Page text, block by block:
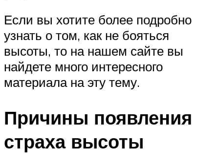
Если вы хотите более подробно
узнать о том, как не бояться
высоты, то на нашем сайте вы
найдете много интересного
материала на эту тему.
Причины появления
страха высоты